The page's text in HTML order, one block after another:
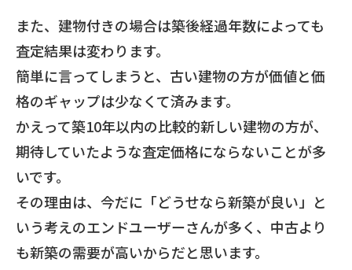
また、建物付きの場合は築後経過年数によっても
査定結果は変わります。
簡単に言ってしまうと、古い建物の方が価値と価
格のギャップは少なくて済みます。
かえって築10年以内の比較的新しい建物の方が、
期待していたような査定価格にならないことが多
いです。
その理由は、今だに「どうせなら新築が良い」と
いう考えのエンドユーザーさんが多く、中古より
も新築の需要が高いからだと思います。